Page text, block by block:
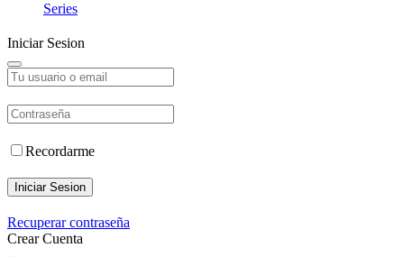
Series
Iniciar Sesion
Recordarme
Iniciar Sesion
Recuperar contraseña
Crear Cuenta